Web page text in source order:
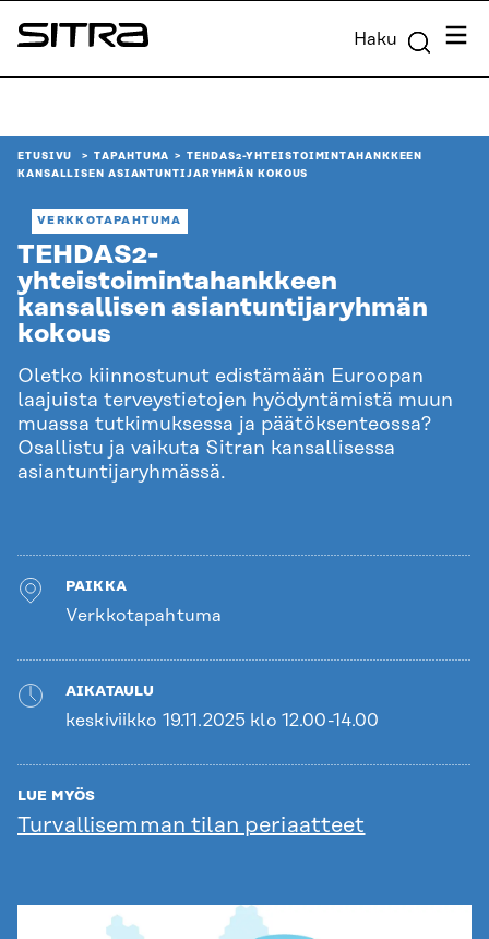
Siirry
suoraan
Sitra Haku
ETUSIVU TAPAHTUMA
TEHDAS2-YHTEISTOIMINTAHANKKEEN
KANSALLISEN ASIANTUNTIJARYHMÄN KOKOUS
VERKKOTAPAHTUMA
TEHDAS2-
yhteistoimintahankkeen
kansallisen asiantuntijaryhmän
kokous
Oletko kiinnostunut edistämään Euroopan
laajuista terveystietojen hyödyntämistä muun
muassa tutkimuksessa ja päätöksenteossa?
Osallistu ja vaikuta Sitran kansallisessa
asiantuntijaryhmässä.
PAIKKA
Verkkotapahtuma
AIKATAULU
keskiviikko 19.11.2025 klo 12.00-14.00
LUE MYÖS
Turvallisemman tilan periaatteet